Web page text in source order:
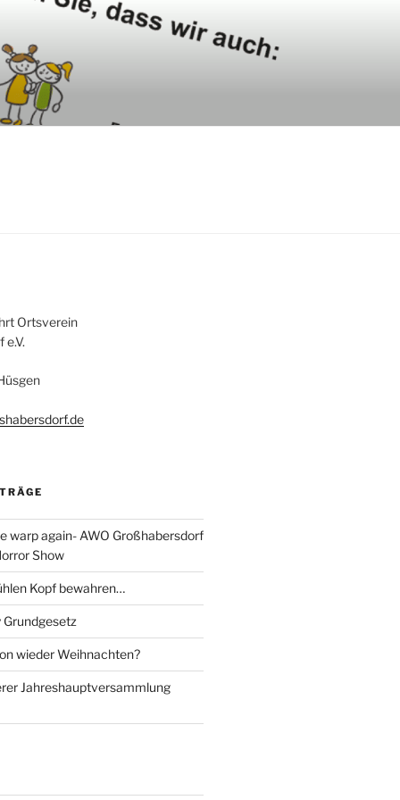
Ortsverein
warp again- AWO Großhabersdorf
Show
Kopf bewahren…
wieder Weihnachten?
Jahreshauptversammlung